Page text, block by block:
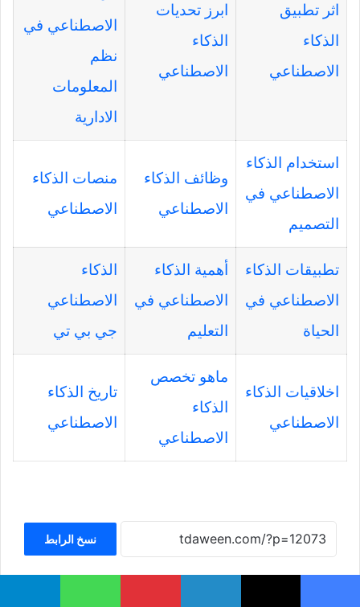
اثر تطبيق
الذكاء
الاصطناعي
ابرز تحديات
الذكاء
الاصطناعي
الاصطناعي في
نظم
المعلومات
الادارية
استخدام الذكاء
الاصطناعي في
التصميم
وظائف الذكاء
الاصطناعي
منصات الذكاء
الاصطناعي
تطبيقات الذكاء
الاصطناعي في
الحياة
أهمية الذكاء
الاصطناعي في
التعليم
الذكاء
الاصطناعي
جي بي تي
اخلاقيات الذكاء
الاصطناعي
ماهو تخصص
الذكاء
الاصطناعي
تاريخ الذكاء
الاصطناعي
نسخ الرابط